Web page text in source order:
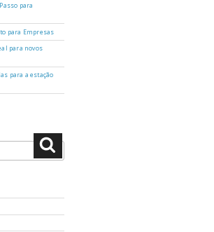
para
para Empresas
para novos
para a estação
Pesquisar